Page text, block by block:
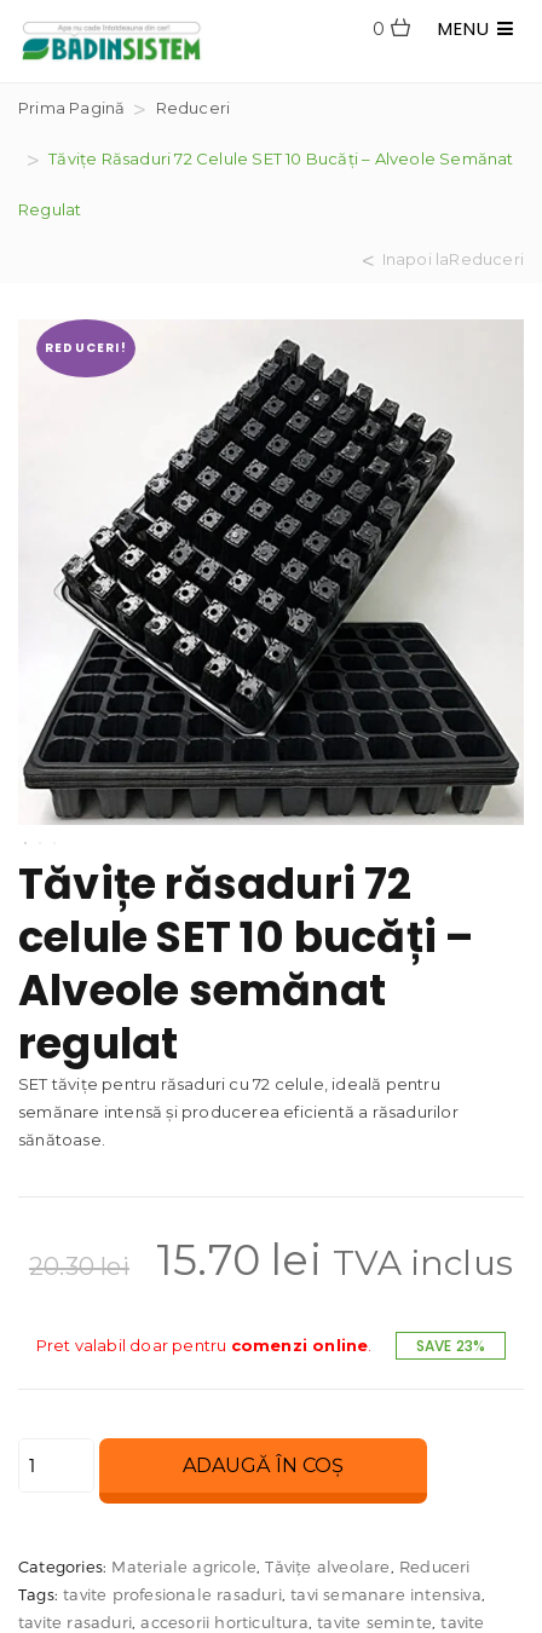
MENU
0
Prima Pagină Reduceri
Tăvițe Răsaduri 72 Celule SET 10 Bucăți – Alveole Semănat
Regulat
Inapoi laReduceri
REDUCERI!
Tăvițe răsaduri 72
celule SET 10 bucăți –
Alveole semănat
regulat
SET tăvițe pentru răsaduri cu 72 celule, ideală pentru
semănare intensă și producerea eficientă a răsadurilor
sănătoase.
20.30lei
Prețul
inițial
fost:
20.30 lei.
15.70 lei Prețul
curent
15.70 lei.
TVA inclus
Pret valabil doar pentru comenzi online SAVE 23%
Cantitate
celule
SET
ADAUGĂ ÎN COȘ
Categories: Materiale agricole ,Tăvițe alveolare
Reduceri
Tags:tavite profesionale rasaduri,tavi semanare intensiva
tavite rasaduri ,accesorii horticultura ,tavite seminte ,tavite